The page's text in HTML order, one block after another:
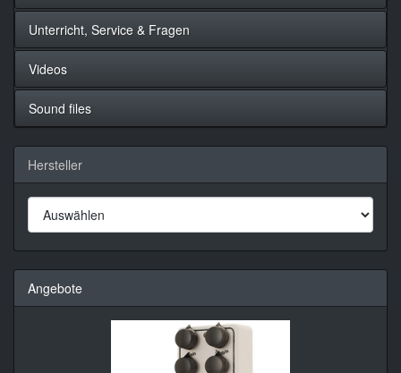
Unterricht, Service & Fragen
Videos
Sound files
Hersteller
Angebote